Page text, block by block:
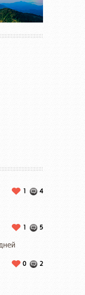
4
1
5
1
2
0